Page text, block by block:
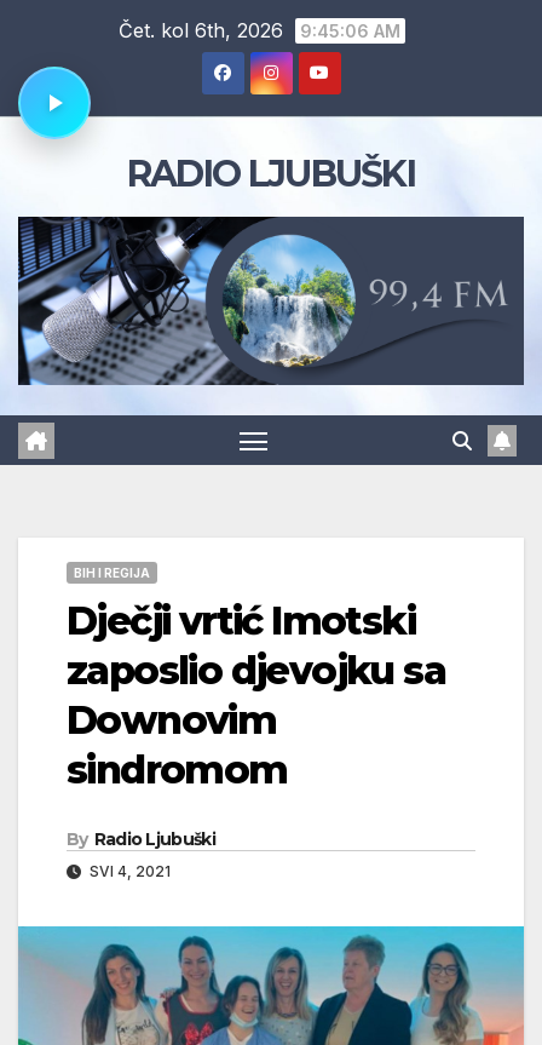
content
Čet. kol 6th, 2026 9:45:07 AM
RADIO LJUBUŠKI
BIH I REGIJA
Dječji vrtić Imotski
zaposlio djevojku sa
Downovim
sindromom
By Radio Ljubuški
SVI 4, 2021